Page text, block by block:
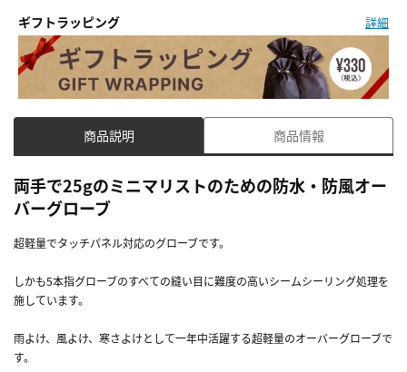
ギフトラッピング 詳細
商品説明 商品情報
両手で25gのミニマリストのための防水・防風オー
バーグローブ
超軽量でタッチパネル対応のグローブです。
しかも5本指グローブのすべての縫い目に難度の高いシームシーリング処理を
施しています。
雨よけ、風よけ、寒さよけとして一年中活躍する超軽量のオーバーグローブで
す。